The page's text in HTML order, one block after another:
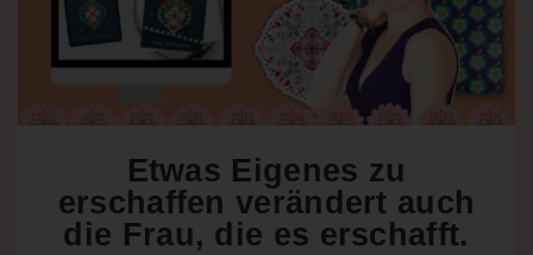
Etwas Eigenes zu
erschaffen verändert auch
die Frau, die es erschafft.